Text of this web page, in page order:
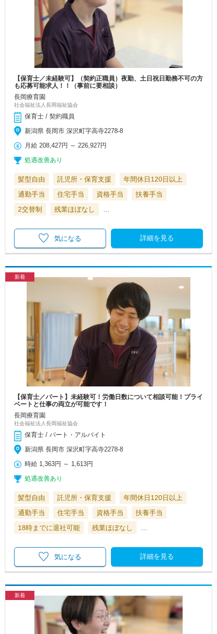
【保育士／未経験可】（契約正職員）夜勤、土日祝日勤務不可の方
も応募可能求人！！（事前に要相談）
長岡療育園
社会福祉法人長岡福祉協会
保育士 / 契約職員
新潟県 長岡市 深沢町字高寺2278-8
月給 208,427円 ～ 226,927円
処遇改善あり
髪型自由 託児所・保育支援
年間休日120日以上
通勤手当
住宅手当 資格手当
扶養手当
2交替制
残業ほぼなし
詳細を見る
気になる
新着
【保育士／パート】未経験可！労働日数について相談可能！プライ
ベートと仕事の両立が可能です！
長岡療育園
社会福祉法人長岡福祉協会
保育士 / パート・アルバイト
新潟県 長岡市 深沢町字高寺2278-8
時給 1,363円 ～ 1,613円
処遇改善あり
髪型自由 託児所・保育支援
年間休日120日以上
通勤手当
住宅手当 資格手当
扶養手当
18時までに退社可能
残業ほぼなし …
詳細を見る
気になる
新着